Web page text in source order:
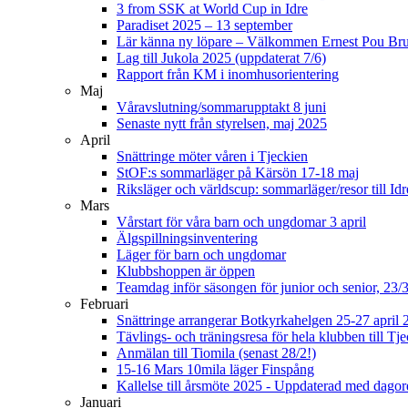
3 from SSK at World Cup in Idre
Paradiset 2025 – 13 september
Lär känna ny löpare – Välkommen Ernest Pou
Lag till Jukola 2025 (uppdaterat 7/6)
Rapport från KM i inomhusorientering
Maj
Våravslutning/sommarupptakt 8 juni
Senaste nytt från styrelsen, maj 2025
April
Snättringe möter våren i Tjeckien
StOF:s sommarläger på Kärsön 17-18 maj
Riksläger och världscup: sommarläger/resor till
Mars
Vårstart för våra barn och ungdomar 3 april
Älgspillningsinventering
Läger för barn och ungdomar
Klubbshoppen är öppen
Teamdag inför säsongen för junior och senior, 23/3
Februari
Snättringe arrangerar Botkyrkahelgen 25-27 april
Tävlings- och träningsresa för hela klubben till
Anmälan till Tiomila (senast 28/2!)
15-16 Mars 10mila läger Finspång
Kallelse till årsmöte 2025 - Uppdaterad med
Januari